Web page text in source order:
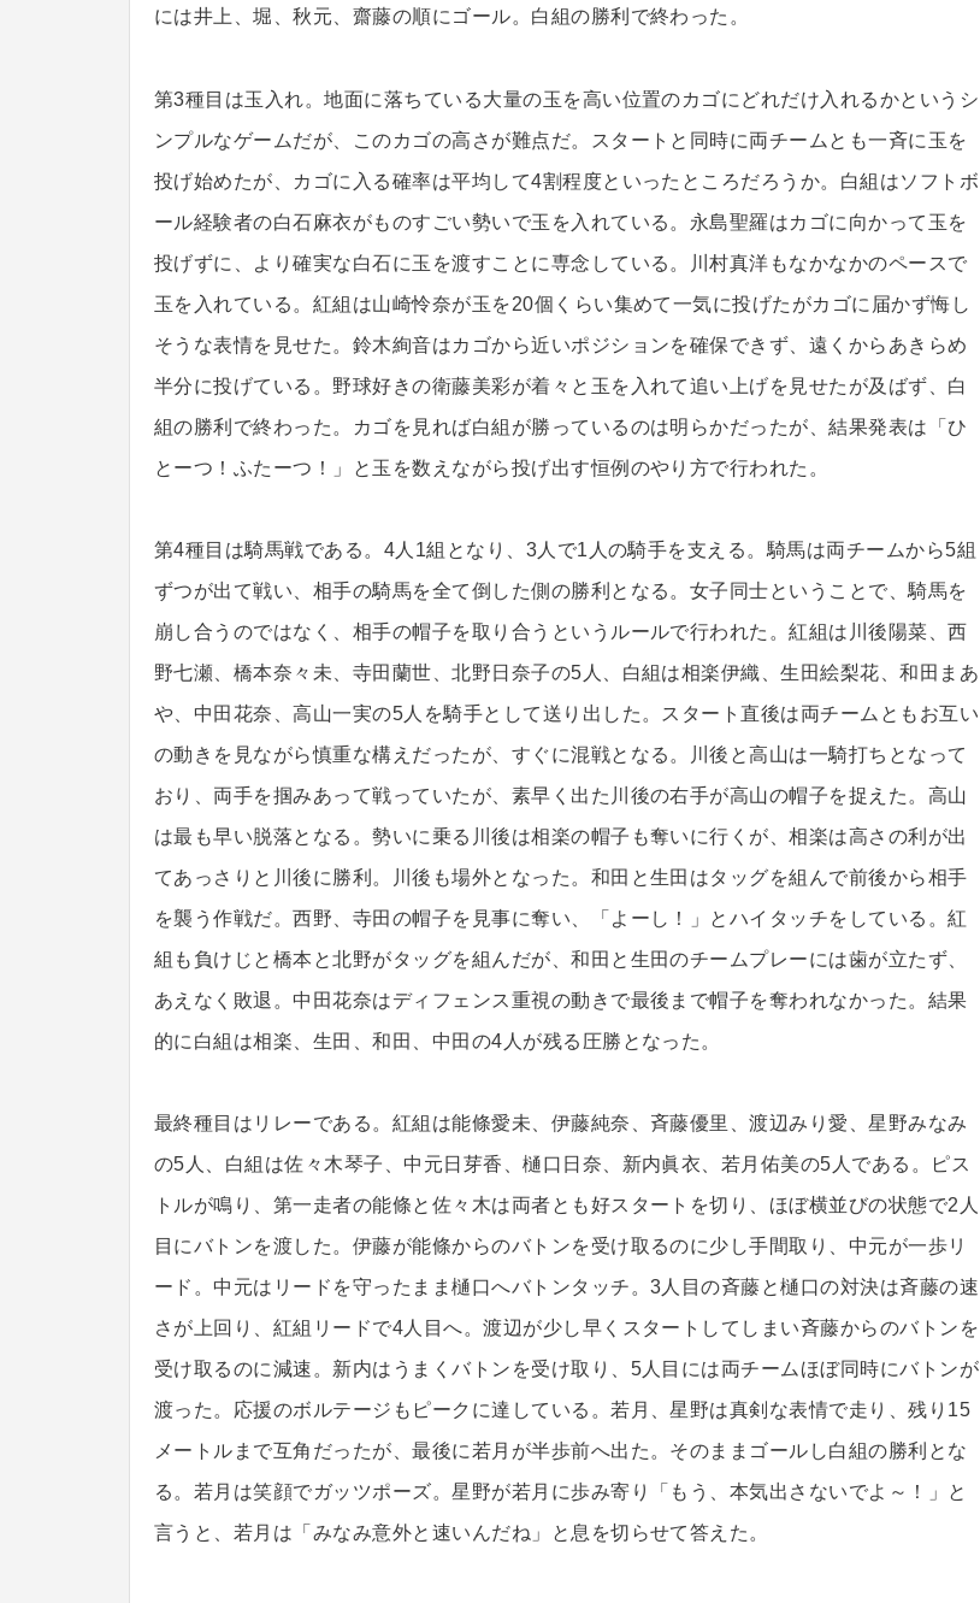
には井上、堀、秋元、齋藤の順にゴール。白組の勝利で終わった。
第3種目は玉入れ。地面に落ちている大量の玉を高い位置のカゴにどれだけ入れるかというシ
ンプルなゲームだが、このカゴの高さが難点だ。スタートと同時に両チームとも一斉に玉を
投げ始めたが、カゴに入る確率は平均して4割程度といったところだろうか。白組はソフトボ
ール経験者の白石麻衣がものすごい勢いで玉を入れている。永島聖羅はカゴに向かって玉を
投げずに、より確実な白石に玉を渡すことに専念している。川村真洋もなかなかのペースで
玉を入れている。紅組は山崎怜奈が玉を20個くらい集めて一気に投げたがカゴに届かず悔し
そうな表情を見せた。鈴木絢音はカゴから近いポジションを確保できず、遠くからあきらめ
半分に投げている。野球好きの衛藤美彩が着々と玉を入れて追い上げを見せたが及ばず、白
組の勝利で終わった。カゴを見れば白組が勝っているのは明らかだったが、結果発表は「ひ
とーつ！ふたーつ！」と玉を数えながら投げ出す恒例のやり方で行われた。
第4種目は騎馬戦である。4人1組となり、3人で1人の騎手を支える。騎馬は両チームから5組
ずつが出て戦い、相手の騎馬を全て倒した側の勝利となる。女子同士ということで、騎馬を
崩し合うのではなく、相手の帽子を取り合うというルールで行われた。紅組は川後陽菜、西
野七瀬、橋本奈々未、寺田蘭世、北野日奈子の5人、白組は相楽伊織、生田絵梨花、和田まあ
や、中田花奈、高山一実の5人を騎手として送り出した。スタート直後は両チームともお互い
の動きを見ながら慎重な構えだったが、すぐに混戦となる。川後と高山は一騎打ちとなって
おり、両手を掴みあって戦っていたが、素早く出た川後の右手が高山の帽子を捉えた。高山
は最も早い脱落となる。勢いに乗る川後は相楽の帽子も奪いに行くが、相楽は高さの利が出
てあっさりと川後に勝利。川後も場外となった。和田と生田はタッグを組んで前後から相手
を襲う作戦だ。西野、寺田の帽子を見事に奪い、「よーし！」とハイタッチをしている。紅
組も負けじと橋本と北野がタッグを組んだが、和田と生田のチームプレーには歯が立たず、
あえなく敗退。中田花奈はディフェンス重視の動きで最後まで帽子を奪われなかった。結果
的に白組は相楽、生田、和田、中田の4人が残る圧勝となった。
最終種目はリレーである。紅組は能條愛未、伊藤純奈、斉藤優里、渡辺みり愛、星野みなみ
の5人、白組は佐々木琴子、中元日芽香、樋口日奈、新内眞衣、若月佑美の5人である。ピス
トルが鳴り、第一走者の能條と佐々木は両者とも好スタートを切り、ほぼ横並びの状態で2人
目にバトンを渡した。伊藤が能條からのバトンを受け取るのに少し手間取り、中元が一歩リ
ード。中元はリードを守ったまま樋口へバトンタッチ。3人目の斉藤と樋口の対決は斉藤の速
さが上回り、紅組リードで4人目へ。渡辺が少し早くスタートしてしまい斉藤からのバトンを
受け取るのに減速。新内はうまくバトンを受け取り、5人目には両チームほぼ同時にバトンが
渡った。応援のボルテージもピークに達している。若月、星野は真剣な表情で走り、残り15
メートルまで互角だったが、最後に若月が半歩前へ出た。そのままゴールし白組の勝利とな
る。若月は笑顔でガッツポーズ。星野が若月に歩み寄り「もう、本気出さないでよ～！」と
言うと、若月は「みなみ意外と速いんだね」と息を切らせて答えた。